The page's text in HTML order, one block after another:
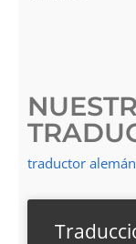
traductor alemán